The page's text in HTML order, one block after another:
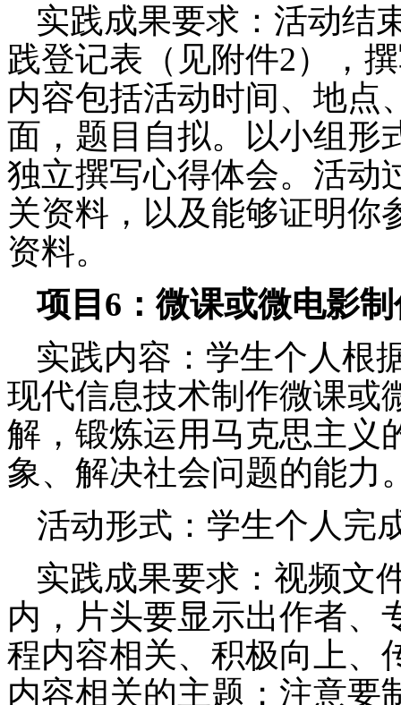
实践成果要求： 活动结
践登记表（见附件2），
内容包括活动时间、地点
面，题目自拟。以小组形
独立撰写心得体会。活动
关资料，以及能够证明你
资料。
项目 6 ：微课或微电影
实践内容：学生个人根
现代信息技术制作微课或
解，锻炼运用马克思主义
象、解决社会问题的能力
活动形式：学生个人完
实践成果要求： 视频文
内，片头要显示出作者、
程内容相关、积极向上、
内容相关的主题；注意要